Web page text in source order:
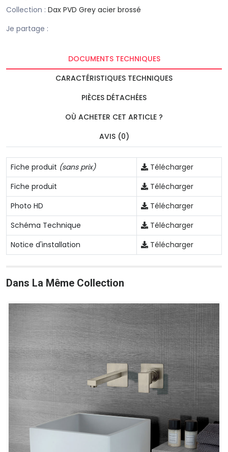
Collection : Dax PVD Grey acier brossé
Je partage :
DOCUMENTS TECHNIQUES
CARACTÉRISTIQUES TECHNIQUES
PIÈCES DÉTACHÉES
OÙ ACHETER CET ARTICLE ?
AVIS (0)
Fiche produit (sans prix)
Télécharger
Fiche produit
Télécharger
Photo HD
Télécharger
Schéma Technique
Télécharger
Notice d'installation
Télécharger
Dans La Même Collection